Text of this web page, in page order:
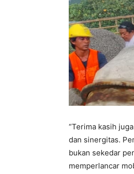
“Terima kasih
dan sinergitas.
bukan sekedar
memperlancar